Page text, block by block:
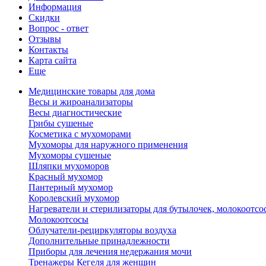
Информация
Скидки
Вопрос - ответ
Отзывы
Контакты
Карта сайта
Еще
Медицинские товары для дома
Весы и жироанализаторы
Весы диагностические
Грибы сушеные
Косметика с мухоморами
Мухоморы для наружного применения
Мухоморы сушеные
Шляпки мухоморов
Красный мухомор
Пантерный мухомор
Королевский мухомор
Нагреватели и стерилизаторы для бутылочек,
Молокоотсосы
Облучатели-рециркуляторы воздуха
Дополнительные принадлежности
Приборы для лечения недержания мочи
Тренажеры Кегеля для женщин